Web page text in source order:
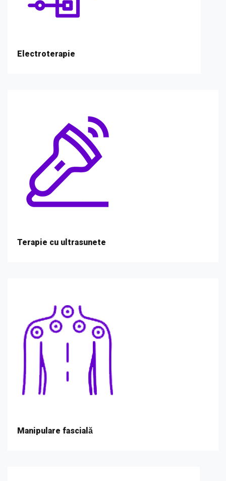
Electroterapie
Terapie cu ultrasunete
Manipulare fascială